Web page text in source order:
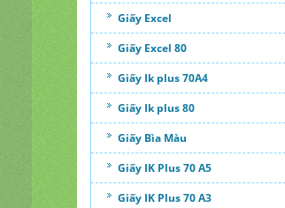
Giấy Excel
Giấy Excel 80
Giấy Ik plus 70A4
Giấy Ik plus 80
Giấy Bìa Màu
Giấy IK Plus 70 A5
Giấy IK Plus 70 A3